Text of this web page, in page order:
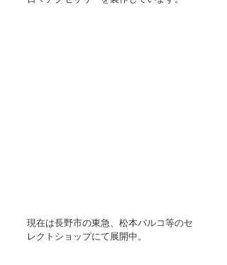
現在は長野市の東急、松本パルコ等のセ
レクトショップにて展開中。